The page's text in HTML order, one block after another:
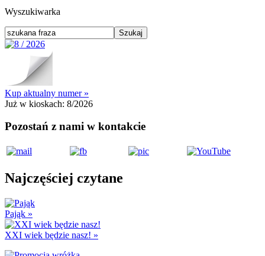
Wyszukiwarka
Kup aktualny numer »
Już w kioskach: 8/2026
Pozostań z nami w kontakcie
Najczęściej czytane
Pająk »
XXI wiek będzie nasz! »